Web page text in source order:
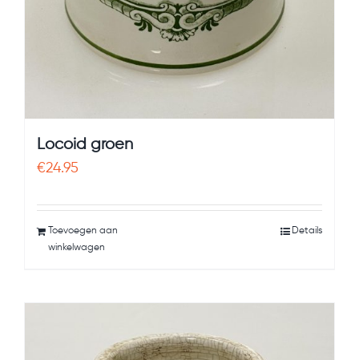
Locoid groen
€24.95
Toevoegen aan
winkelwagen
Details